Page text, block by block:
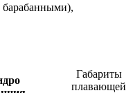
барабанными),
Габариты
плавающей